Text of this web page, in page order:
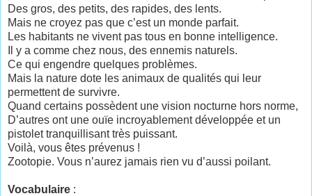
Des gros, des petits, des rapides, des lents.
Mais ne croyez pas que c’est un monde parfait.
Les habitants ne vivent pas tous en bonne intelligence.
Il y a comme chez nous, des ennemis naturels.
Ce qui engendre quelques problèmes.
Mais la nature dote les animaux de qualités qui leur
permettent de survivre.
Quand certains possèdent une vision nocturne hors norme,
D’autres ont une ouïe incroyablement développée et un
pistolet tranquillisant très puissant.
Voilà, vous êtes prévenus !
Zootopie. Vous n’aurez jamais rien vu d’aussi poilant.
Vocabulaire :